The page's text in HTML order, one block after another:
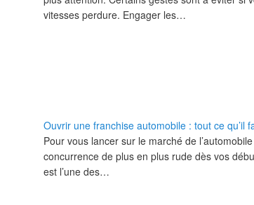
vitesses perdure. Engager les…
Ouvrir une franchise automobile : tout ce qu’il
Pour vous lancer sur le marché de
concurrence de plus en plus rude dès vos
est l’une des…